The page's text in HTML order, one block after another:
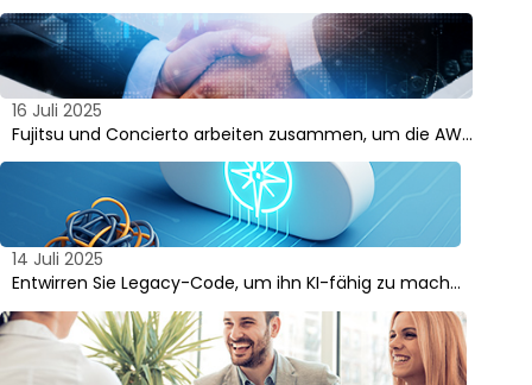
16 Juli 2025
Fujitsu und Concierto arbeiten zusammen, um die AW…
14 Juli 2025
Entwirren Sie Legacy-Code, um ihn KI-fähig zu mach…